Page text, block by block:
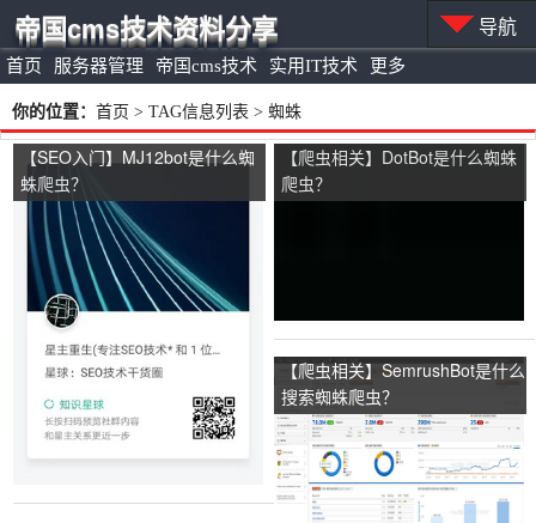
首页 服务器管理 帝国cms技术 实用IT技术 更多
帝国cms技术资料分享 导航
你的位置： 首页 > TAG信息列表 > 蜘蛛
【SEO入门】MJ12bot是什么蜘
蛛爬虫？
【爬虫相关】DotBot是什么蜘蛛
爬虫？
【爬虫相关】SemrushBot是什么
搜索蜘蛛爬虫？